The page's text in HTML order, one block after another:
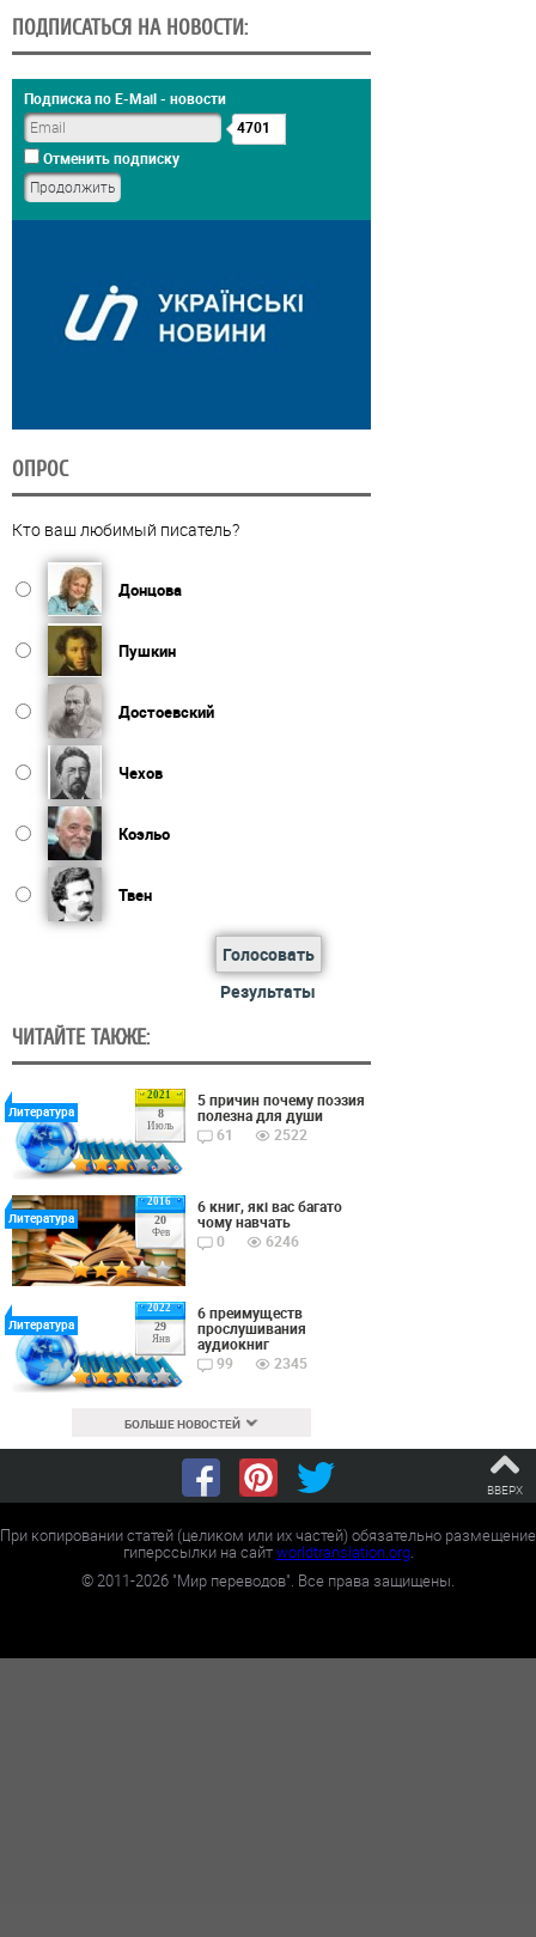
ПОДПИСАТЬСЯ НА НОВОСТИ:
Подписка по E-Mail - новости
4701
Отменить подписку
ОПРОС
Кто ваш любимый писатель?
Донцова
Пушкин
Достоевский
Чехов
Коэльо
Твен
Голосовать
Результаты
ЧИТАЙТЕ ТАКЖЕ:
2021
8
Июль
Литература
5 причин почему поэзия
полезна для души
61
2522
2016
20
Фев
Литература
6 книг, які вас багато
чому навчать
0
6246
2022
29
Янв
Литература
6 преимуществ
прослушивания
аудиокниг
99
2345
БОЛЬШЕ НОВОСТЕЙ
ВВЕРХ
При копировании статей (целиком или их частей) обязательно размещение
гиперссылки на сайтworldtranslation.org.
©2011-2026 "Мир переводов". Все права защищены.